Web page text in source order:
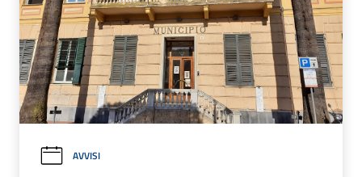
AVVISI